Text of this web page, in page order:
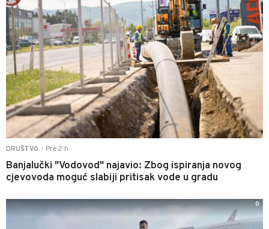
DRUŠTVO Pre 2 h
Banjalučki "Vodovod" najavio: Zbog ispiranja novog
cjevovoda moguć slabiji pritisak vode u gradu
0